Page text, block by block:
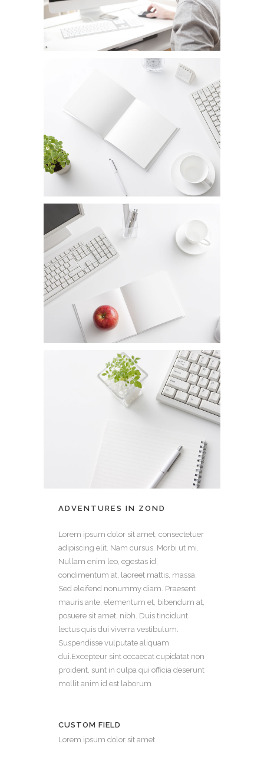
ADVENTURES IN ZOND
Lorem ipsum dolor sit amet, consectetuer
adipiscing elit. Nam cursus. Morbi ut mi.
Nullam enim leo, egestas id,
condimentum at, laoreet mattis, massa.
Sed eleifend nonummy diam. Praesent
mauris ante, elementum et, bibendum at,
posuere sit amet, nibh. Duis tincidunt
lectus quis dui viverra vestibulum.
Suspendisse vulputate aliquam
dui.Excepteur sint occaecat cupidatat non
proident, sunt in culpa qui officia deserunt
mollit anim id est laborum
CUSTOM FIELD
Lorem ipsum dolor sit amet